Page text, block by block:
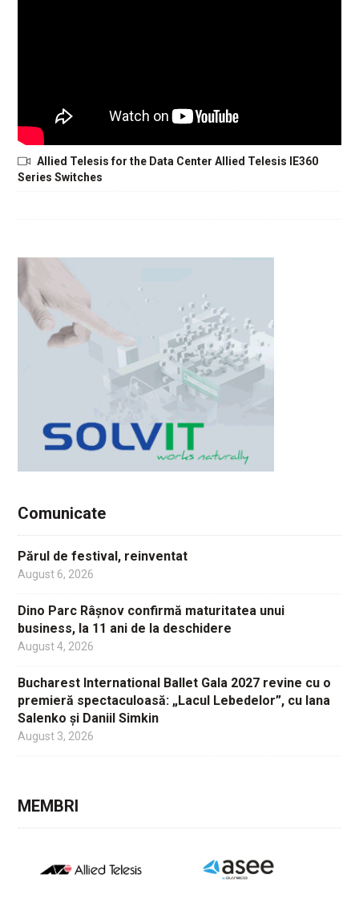
Allied Telesis for the Data Center Allied Telesis IE360
Series Switches
Comunicate
Părul de festival, reinventat
August 6, 2026
Dino Parc Râșnov confirmă maturitatea unui
business, la 11 ani de la deschidere
August 4, 2026
Bucharest International Ballet Gala 2027 revine cu o
premieră spectaculoasă: „Lacul Lebedelor”, cu Iana
Salenko și Daniil Simkin
August 3, 2026
MEMBRI